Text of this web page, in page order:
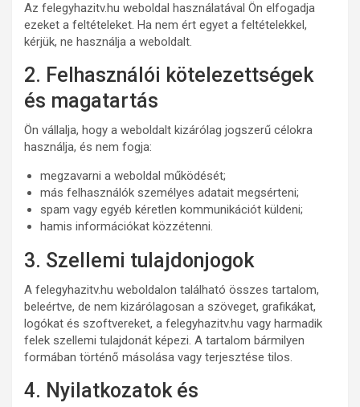
Az felegyhazitv.hu weboldal használatával Ön elfogadja
ezeket a feltételeket. Ha nem ért egyet a feltételekkel,
kérjük, ne használja a weboldalt.
2. Felhasználói kötelezettségek
és magatartás
Ön vállalja, hogy a weboldalt kizárólag jogszerű célokra
használja, és nem fogja:
megzavarni a weboldal működését;
más felhasználók személyes adatait megsérteni;
spam vagy egyéb kéretlen kommunikációt küldeni;
hamis információkat közzétenni.
3. Szellemi tulajdonjogok
A felegyhazitv.hu weboldalon található összes tartalom,
beleértve, de nem kizárólagosan a szöveget, grafikákat,
logókat és szoftvereket, a felegyhazitv.hu vagy harmadik
felek szellemi tulajdonát képezi. A tartalom bármilyen
formában történő másolása vagy terjesztése tilos.
4. Nyilatkozatok és